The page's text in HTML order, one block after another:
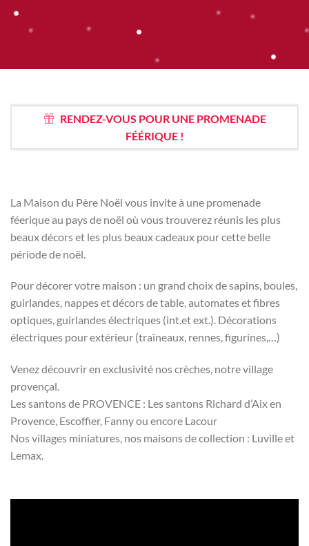
RENDEZ-VOUS POUR UNE PROMENADE
FÉÉRIQUE !
La Maison du Père Noël vous invite à une promenade
féerique au pays de noël où vous trouverez réunis les plus
beaux décors et les plus beaux cadeaux pour cette belle
période de noël.
Pour décorer votre maison : un grand choix de sapins, boules,
guirlandes, nappes et décors de table, automates et fibres
optiques, guirlandes électriques (int.et ext.). Décorations
électriques pour extérieur (traîneaux, rennes, figurines,…)
Venez découvrir en exclusivité nos crèches, notre village
provençal.
Les santons de PROVENCE : Les santons Richard d’Aix en
Provence, Escoffier, Fanny ou encore Lacour
Nos villages miniatures, nos maisons de collection : Luville et
Lemax.